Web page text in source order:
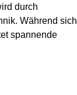
durch
Während sich
spannende